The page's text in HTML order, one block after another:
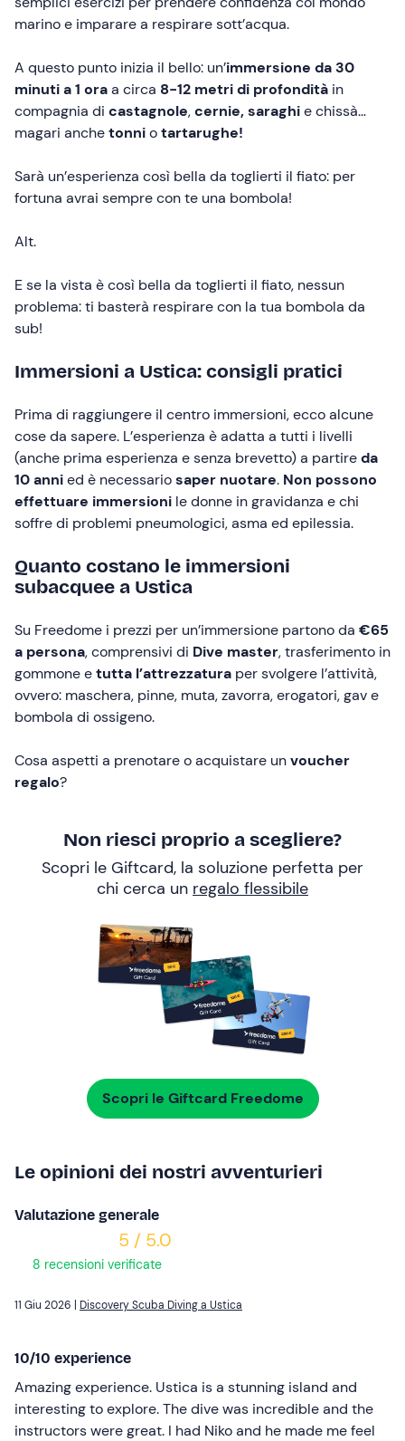
marino e imparare a respirare sott’acqua.
A questo punto inizia il bello: un’immersione da 30
minuti a 1 oraa circa 8-12 metri di profondità in
compagnia di castagnole,cernie, saraghie chissà…
magari anchetonniotartarughe!
Sarà un’esperienza così bella da toglierti il fiato: per
fortuna avrai sempre con te una bombola!
Alt.
E se la vista è così bella da toglierti il fiato, nessun
problema: ti basterà respirare con la tua bombola da
sub!
Immersioni a Ustica: consigli pratici
Prima di raggiungere il centro immersioni, ecco alcune
cose da sapere. L’esperienza è adatta a tutti i livelli
(anche prima esperienza e senza brevetto) a partireda
10 annied è necessariosaper nuotare. Non possono
effettuare immersioni le donne in gravidanza e chi
soffre di problemi pneumologici, asma ed epilessia.
Quanto costano le immersioni
subacquee a Ustica
Su Freedome i prezzi per un’immersione partono da €65
a persona, comprensivi di Dive master, trasferimento in
gommone etutta l’attrezzatura per svolgere l’attività,
ovvero: maschera, pinne, muta, zavorra, erogatori, gav e
bombola di ossigeno.
Cosa aspetti a prenotare o acquistare unvoucher
regalo?
Non riesci proprio a scegliere?
Scopri le Giftcard, la soluzione perfetta per
chi cerca un regalo flessibile
Scopri le Giftcard Freedome
Le opinioni dei nostri avventurieri
Valutazione generale
5 / 5.0
8 recensioni verificate
11 Giu 2026 | Discovery Scuba Diving a Ustica
10/10 experience
Amazing experience. Ustica is a stunning island and
interesting to explore. The dive was incredible and the
instructors were great. I had Niko and he made me feel